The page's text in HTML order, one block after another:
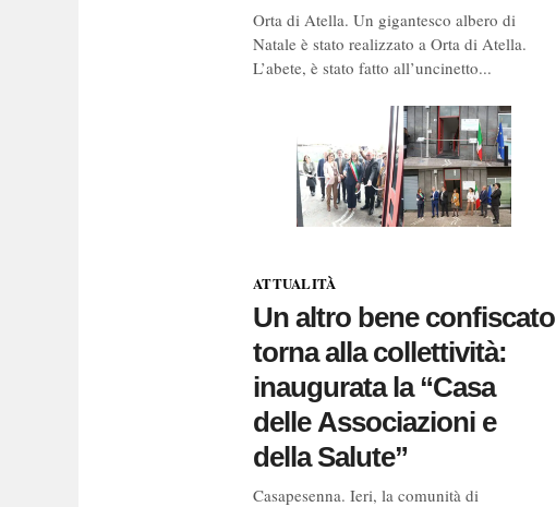
Orta di Atella. Un gigantesco albero di
Natale è stato realizzato a Orta di Atella.
L’abete, è stato fatto all’uncinetto...
ATTUALITÀ
Un altro bene confiscato
torna alla collettività:
inaugurata la “Casa
delle Associazioni e
della Salute”
Casapesenna. Ieri, la comunità di